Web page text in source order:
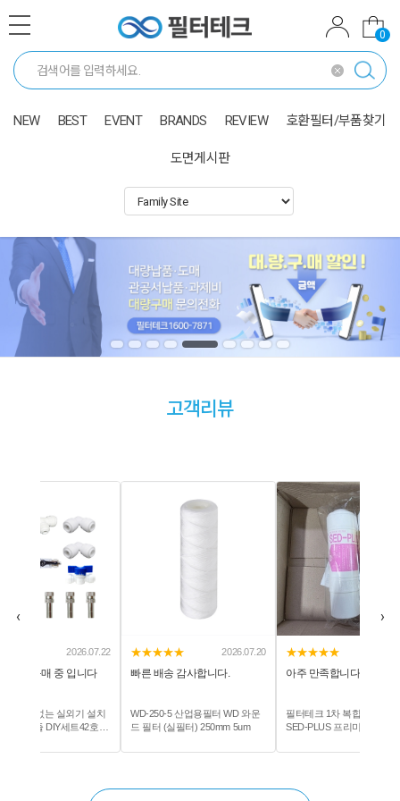
0
NEW BEST EVENT BRANDS REVIEW 호환필터/부품찾기
도면게시판
고객리뷰
‹
2026.07.20
감사합니다.
산업용필터 WD 와운
필터) 250mm 5um
★★★★★ 2026.08.03
아주 만족합니다...
필터테크 1차 복합침전필터
SED-PLUS 프리미엄플러스 필터
★★★★★
빠른 배송 감사합니다.
WD-250-10 산업용필터 WD
드 필터 (실필터) 250mm 10um
›